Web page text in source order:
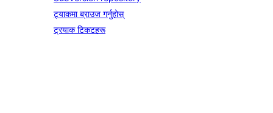
ट्र्याकमा ब्राउज गर्नुहोस्
ट्रयाक टिकटहरू